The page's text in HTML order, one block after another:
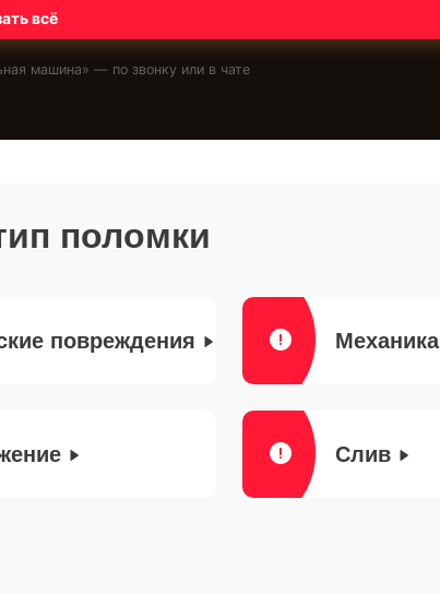
всё
машина» — по звонку или в чате
поломки
повреждения Механика
Слив